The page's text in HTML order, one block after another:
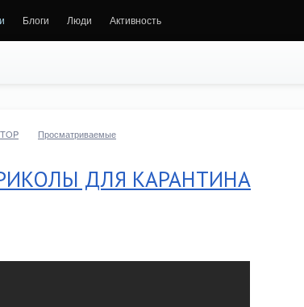
Блоги Люди Активность
TOP Просматриваемые
ДЛЯ КАРАНТИНА